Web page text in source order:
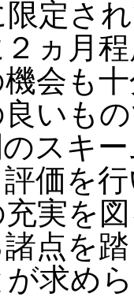
定さ
ヵ月
会も
いも
スキ
価を
実を
点を
求め